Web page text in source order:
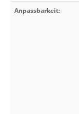
Anpassbarkeit: